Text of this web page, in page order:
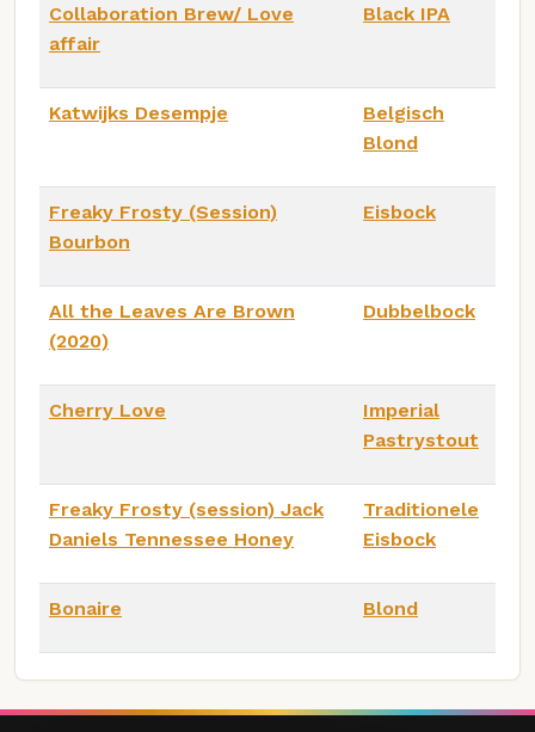
Collaboration Brew/ Love
affair
Black IPA
Katwijks Desempje
Belgisch
Blond
Freaky Frosty (Session)
Bourbon
Eisbock
All the Leaves Are Brown
(2020)
Dubbelbock
Cherry Love
Imperial
Pastrystout
Freaky Frosty (session) Jack
Daniels Tennessee Honey
Traditionele
Eisbock
Bonaire Blond